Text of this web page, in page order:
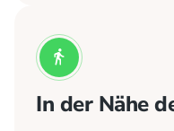
In der Nähe